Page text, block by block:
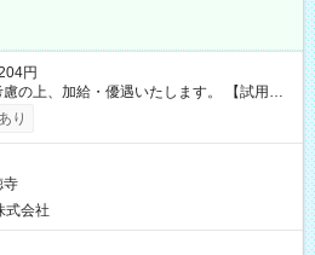
円
、加給・優遇いたします。 【試用期
り
寺
式会社